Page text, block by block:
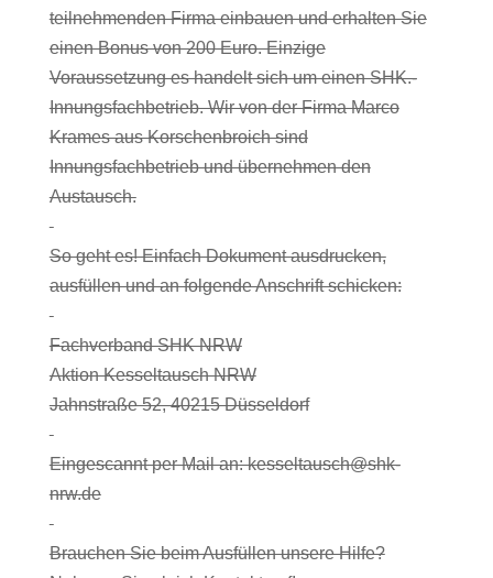
teilnehmenden Firma einbauen und erhalten Sie
einen Bonus von 200 Euro. Einzige
Voraussetzung es handelt sich um einen SHK.-
Innungsfachbetrieb. Wir von der Firma Marco
Krames aus Korschenbroich sind
Innungsfachbetrieb und übernehmen den
Austausch.
So geht es! Einfach Dokument ausdrucken,
ausfüllen und an folgende Anschrift schicken:
Fachverband SHK NRW
Aktion Kesseltausch NRW
Jahnstraße 52, 40215 Düsseldorf
Eingescannt per Mail an: kesseltausch@shk-
nrw.de
Brauchen Sie beim Ausfüllen unsere Hilfe?